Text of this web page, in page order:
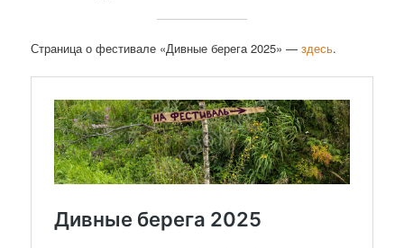
Страница о фестивале «Дивные берега 2025» —здесь.